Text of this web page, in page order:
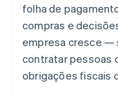
folha de
compras e
empresa cresce —
contratar pessoas
obrigações fiscais